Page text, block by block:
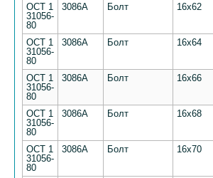
ОСТ 1
31056-
80
3086А Болт 16х62
ОСТ 1
31056-
80
3086А Болт 16х64
ОСТ 1
31056-
80
3086А Болт 16х66
ОСТ 1
31056-
80
3086А Болт 16х68
ОСТ 1
31056-
80
3086А Болт 16х70